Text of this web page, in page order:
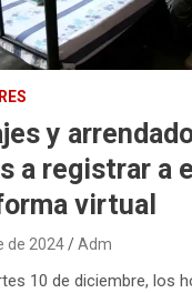
y
a registrar a
virtual
de 2024 Adm
10 de diciembre, los